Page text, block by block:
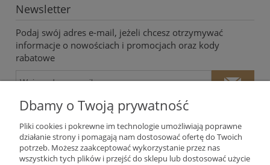
Newsletter
Podaj swój adres e-mail, jeżeli chcesz otrzymywać
informacje o nowościach i promocjach oraz kody
rabatowe
Twoje dane będą przetwarzane zgodnie z nasząpolityką
Dbamy o Twoją prywatność
Pliki cookies i pokrewne im technologie umożliwiają poprawne
działanie strony i pomagają nam dostosować ofertę do Twoich
potrzeb. Możesz zaakceptować wykorzystanie przez nas
wszystkich tych plików i przejść do sklepu lub dostosować użycie